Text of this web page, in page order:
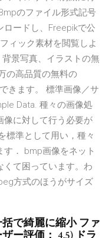
のファイル形式記号
ロードし、Freepikで公
ィック素材を閲覧しよ
景写真、イラストの無
の高品質の無料の
きます。 標準画像／サ
Data. 種々の画像処
像に対して行う必要が
標準として用い，種々
． bmp画像をネット
くて困っています。わ
方式のほうがサイズ
で綺麗に縮小 ファ